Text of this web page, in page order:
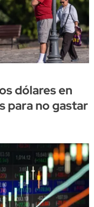
dólares en
para no gastar